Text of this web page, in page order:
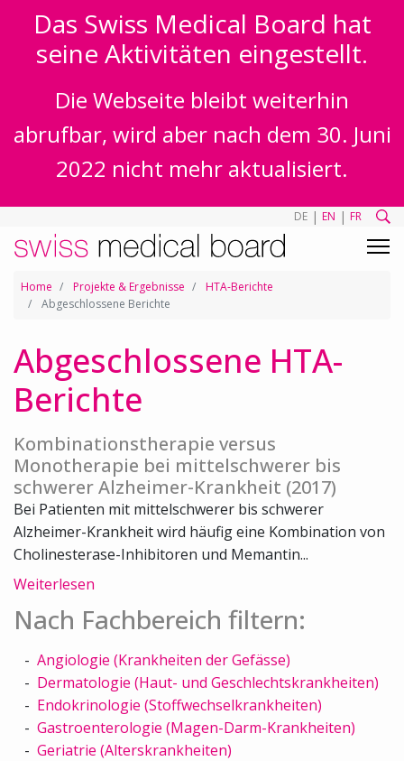
Das Swiss Medical Board hat
seine Aktivitäten eingestellt.
Die Webseite bleibt weiterhin
abrufbar, wird aber nach dem 30. Juni
2022 nicht mehr aktualisiert.
DE | EN | FR
Home Projekte & Ergebnisse
HTA-Berichte
Abgeschlossene Berichte
Abgeschlossene HTA-
Berichte
Kombinationstherapie versus
Monotherapie bei mittelschwerer bis
schwerer Alzheimer-Krankheit (2017)
Bei Patienten mit mittelschwerer bis schwerer
Alzheimer-Krankheit wird häufig eine Kombination von
Cholinesterase-Inhibitoren und Memantin...
Weiterlesen
Nach Fachbereich filtern:
Angiologie (Krankheiten der Gefässe)
Dermatologie (Haut- und Geschlechtskrankheiten)
Endokrinologie (Stoffwechselkrankheiten)
Gastroenterologie (Magen-Darm-Krankheiten)
Geriatrie (Alterskrankheiten)